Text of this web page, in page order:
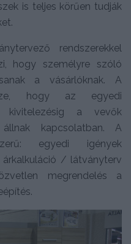
is teljes körűen tudják
rendszerekkel
hogy személyre szóló
a vásárlóknak. A
hogy az egyedi
kivitelezésig a vevők
kapcsolatban. A
egyedi igények
/ látványterv
megrendelés a